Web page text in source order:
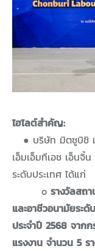
ไฮไลต์สำคัญ:
● บริษัท มิตซูบิชิ
เอ็มเอ็มทีเอช เอ็นจิ้
ระดับประเทศ ได้แก่
o รางวัลสถ
และอาชีวอนามัยระ
ประจำปี 2568 จาก
แรงงาน จำนวน 5 ร